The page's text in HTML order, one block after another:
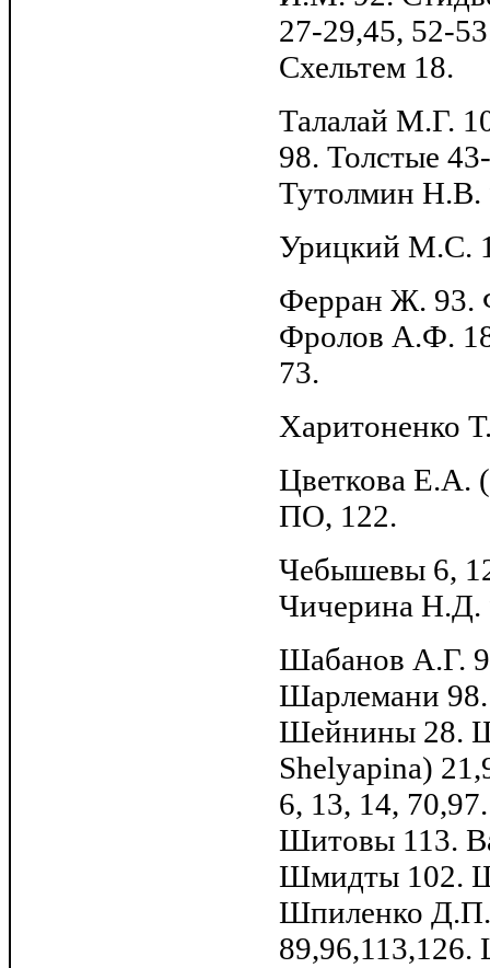
27-29,45, 52-
Схельтем 18.
Талалай М.Г.
98. Толстые
Тутолмин Н.В.
Урицкий М.С.
Ферран Ж. 93.
Фролов А.Ф.
73.
Харитоненко
Цветкова Е.А.
ПО, 122.
Чебышевы 6,
Чичерина Н.Д.
Шабанов А.Г.
Шарлемани
Шейнины 28.
Shelyapina)
6, 13, 14,
Шитовы 113.
Шмидты 102.
Шпиленко